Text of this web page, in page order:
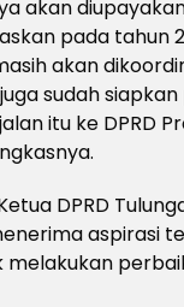
akan
pada tahun
akan
sudah
itu ke DPRD
DPRD
aspirasi